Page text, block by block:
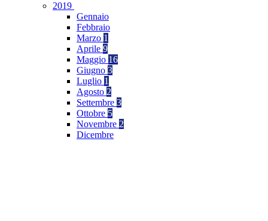
2019
Gennaio
Febbraio
Marzo 1
Aprile 9
Maggio 16
Giugno 3
Luglio 1
Agosto 2
Settembre 3
Ottobre 5
Novembre 2
Dicembre